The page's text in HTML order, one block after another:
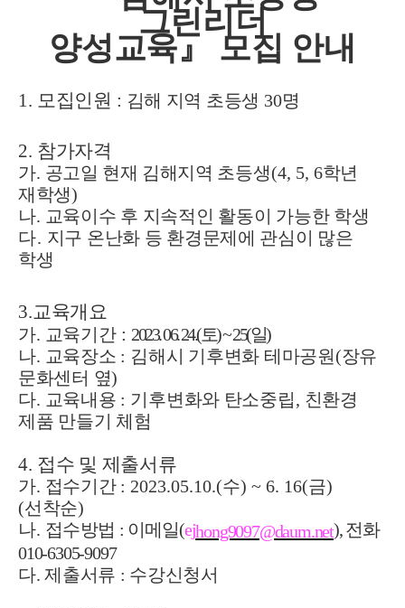
그린리더
양성교육』 모집 안내
1. 모집인원 : 김해 지역 초등생 30명
2. 참가자격
가. 공고일 현재 김해지역 초등생(4, 5, 6학년
재학생)
나. 교육이수 후 지속적인 활동이 가능한 학생
다. 지구 온난화 등 환경문제에 관심이 많은
학생
3.교육개요
가. 교육기간 :2023. 06. 24.(토) ~ 25(일)
나. 교육장소 : 김해시 기후변화 테마공원 (장유
문화센터 옆)
다. 교육내용 : 기후변화와 탄소중립, 친환경
제품 만들기 체험
4. 접수 및 제출서류
가. 접수기간 : 2023.05.10.(수) ~ 6. 16(금)
(선착순)
나. 접수방법 : 이메일(ejhong9097@daum.net),전화
010-6305-9097
다. 제출서류 : 수강신청서